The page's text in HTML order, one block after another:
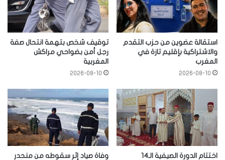
استقالة عضوين من حزب التقدم
والاشتراكية بإقليم تازة في
المغرب
2026-08-10
توقيف شخص بتهمة انتحال صفة
رجل أمن بضواحي مراكش
المغربية
2026-08-10
اختتام الدورة الصيفية الـ14
وفاة صياد إثر سقوطه من منحدر